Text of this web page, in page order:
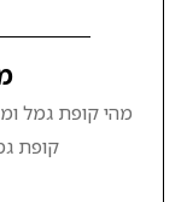
מהי קופת גמל
קופת